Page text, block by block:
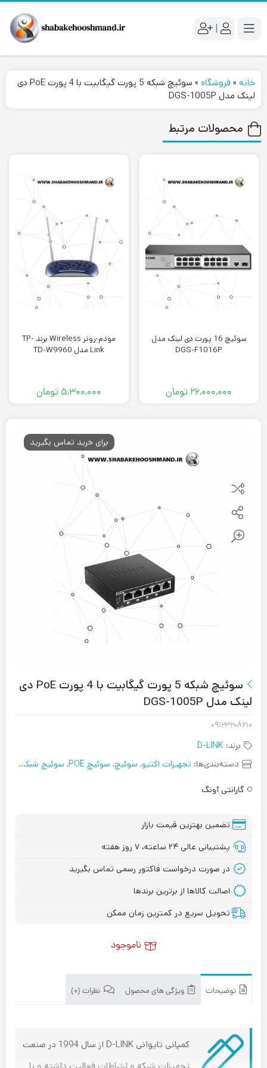
|
خانه »فروشگاه »
سوئیچ شبکه 5 پورت گیگابیت با 4 پورت PoE دی
لینک مدل DGS-1005P
محصولات مرتبط
سوئیچ 16 پورت دی لینک مدل
DGS-F1016P
۲۶,۰۰۰,۰۰۰ تومان
مودم-روتر Wireless برند TP-
Link مدل TD-W9960
۵,۳۰۰,۰۰۰تومان
برای خرید تماس بگیرید
سوئیچ شبکه 5 پورت گیگابیت با 4 پورت PoE دی
لینک مدل DGS-1005P
۰۹۱۲۳۲۰۸۶۱۰
برند: D-LINK
دسته‌بندی‌ها: تجهیزات اکتیو, سوئیچ, سوئیچ POE , سوئیچ شبکه ,
گارانتی آونگ
تضمین بهترین قیمت بازار
پشتیبانی عالی ۲۴ ساعته، ۷ روز هفته
در صورت درخواست فاکتور رسمی تماس بگیرید
اصالت کالاها از برترین برندها
تحویل سریع در کمترین زمان ممکن
ناموجود
توضیحات ویژگی های محصول نظرات (۰)
کمپانی تایوانی D-LINK از سال 1994 در صنعت